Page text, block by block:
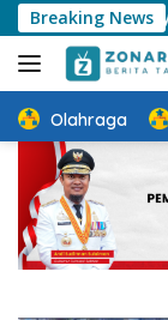
Langsung
ke
konten
Breaking News
yang Inklusif
Olahraga